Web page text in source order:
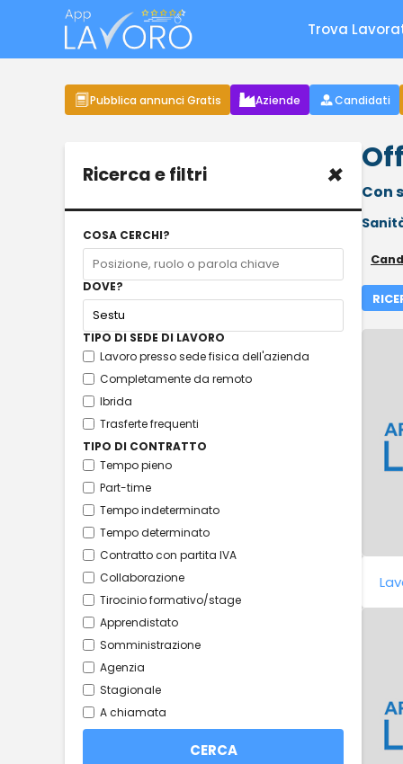
Trova
Pubblica annunci Gratis Aziende Candidati
Ricerca e filtri ×
COSA CERCHI?
DOVE?
TIPO DI SEDE DI LAVORO
Lavoro presso sede fisica dell'azienda
Completamente da remoto
Ibrida
Trasferte frequenti
TIPO DI CONTRATTO
Tempo pieno
Part-time
Tempo indeterminato
Tempo determinato
Contratto con partita IVA
Collaborazione
Tirocinio formativo/stage
Apprendistato
Somministrazione
Agenzia
Stagionale
A chiamata
Con